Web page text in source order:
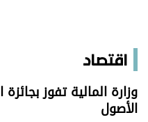
اقتصاد
وزارة المالية تفوز
الأصول